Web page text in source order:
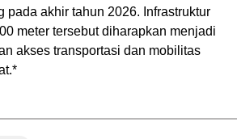
pada akhir tahun 2026. Infrastruktur
meter tersebut diharapkan menjadi
akses transportasi dan mobilitas